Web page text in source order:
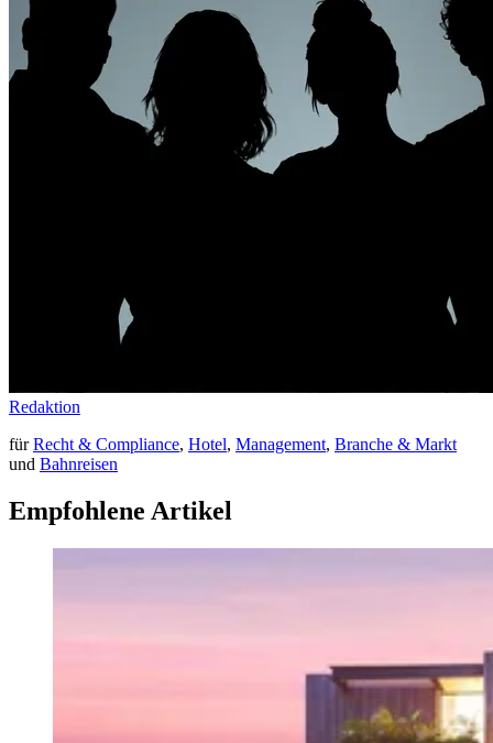
Redaktion
fürRecht & Compliance, Hotel, Management, Branche & Markt
und Bahnreisen
Empfohlene Artikel